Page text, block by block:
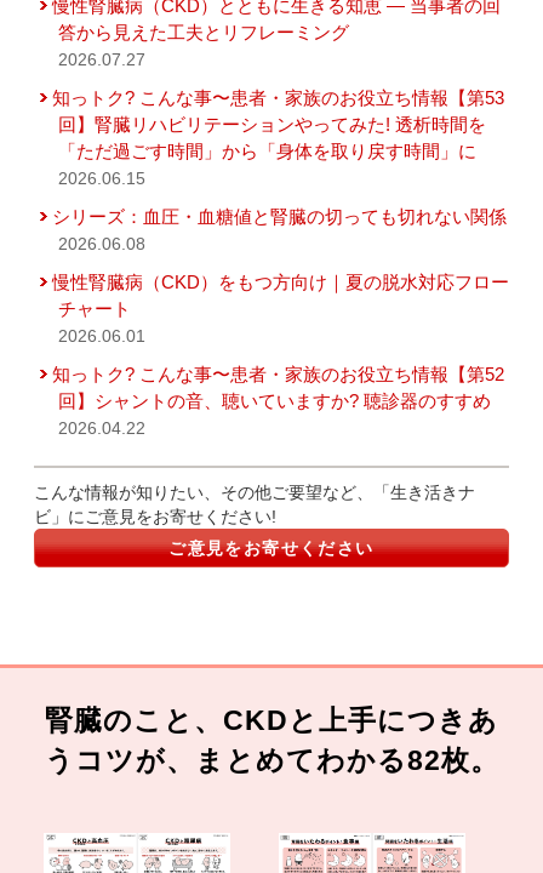
慢性腎臓病（CKD）とともに生きる知恵 — 当事者の回
答から見えた工夫とリフレーミング
2026.07.27
知っトク? こんな事〜患者・家族のお役立ち情報【第53
回】腎臓リハビリテーションやってみた! 透析時間を
「ただ過ごす時間」から「身体を取り戻す時間」に
2026.06.15
シリーズ：血圧・血糖値と腎臓の切っても切れない関係
2026.06.08
慢性腎臓病（CKD）をもつ方向け｜夏の脱水対応フロー
チャート
2026.06.01
知っトク? こんな事〜患者・家族のお役立ち情報【第52
回】シャントの音、聴いていますか? 聴診器のすすめ
2026.04.22
こんな情報が知りたい、その他ご要望など、「生き活きナ
ビ」にご意見をお寄せください!
ご意見をお寄せください
腎臓のこと、CKDと上手につきあ
うコツが、まとめてわかる82枚。